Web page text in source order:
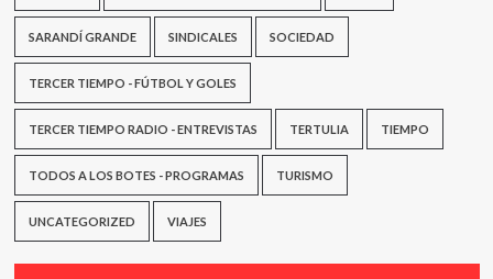
SARANDÍ GRANDE SINDICALES SOCIEDAD
TERCER TIEMPO - FÚTBOL Y GOLES
TERCER TIEMPO RADIO - ENTREVISTAS TERTULIA TIEMPO
TODOS A LOS BOTES - PROGRAMAS TURISMO
UNCATEGORIZED VIAJES